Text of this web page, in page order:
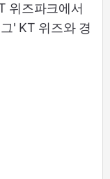
위즈파크에서
' KT 위즈와 경